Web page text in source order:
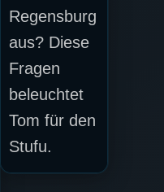
Regensburg
aus? Diese
Fragen
beleuchtet
Tom für den
Stufu.